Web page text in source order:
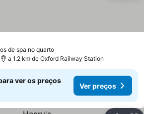
de spa no quartoVer preços
preços
a 1.2 km de Oxford Railway Station
ver os preços
Ver preços